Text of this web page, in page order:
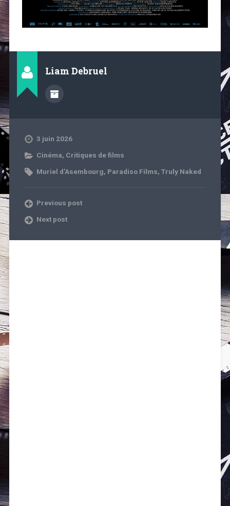
Liam Debruel
3 juin 2026
Cinéma, Critiques de films
Muriel d'Asembourg, Paradiso Films, Truly Naked
Previous post
Next post